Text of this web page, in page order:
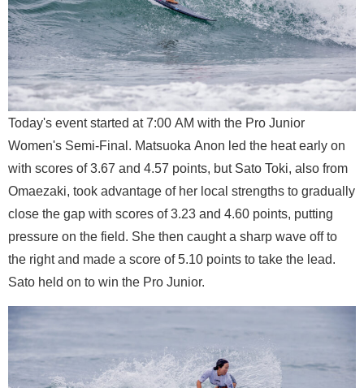
Today's event started at 7:00 AM with the Pro Junior
Women's Semi-Final. Matsuoka Anon led the heat early on
with scores of 3.67 and 4.57 points, but Sato Toki, also from
Omaezaki, took advantage of her local strengths to gradually
close the gap with scores of 3.23 and 4.60 points, putting
pressure on the field. She then caught a sharp wave off to
the right and made a score of 5.10 points to take the lead.
Sato held on to win the Pro Junior.